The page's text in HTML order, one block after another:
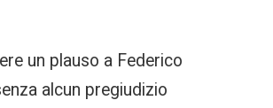
un plauso a Federico
alcun pregiudizio